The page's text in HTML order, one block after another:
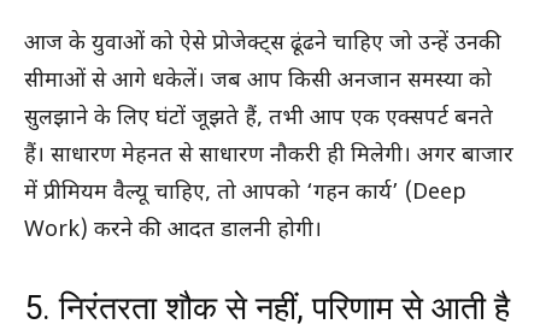
आज के युवाओं को ऐसे प्रोजेक्ट्स ढूंढने चाहिए जो उन्हें उनकी
सीमाओं से आगे धकेलें। जब आप किसी अनजान समस्या को
सुलझाने के लिए घंटों जूझते हैं, तभी आप एक एक्सपर्ट बनते
हैं। साधारण मेहनत से साधारण नौकरी ही मिलेगी। अगर बाजार
में प्रीमियम वैल्यू चाहिए, तो आपको ‘गहन कार्य’ (Deep
Work) करने की आदत डालनी होगी।
5. निरंतरता शौक से नहीं, परिणाम से आती है